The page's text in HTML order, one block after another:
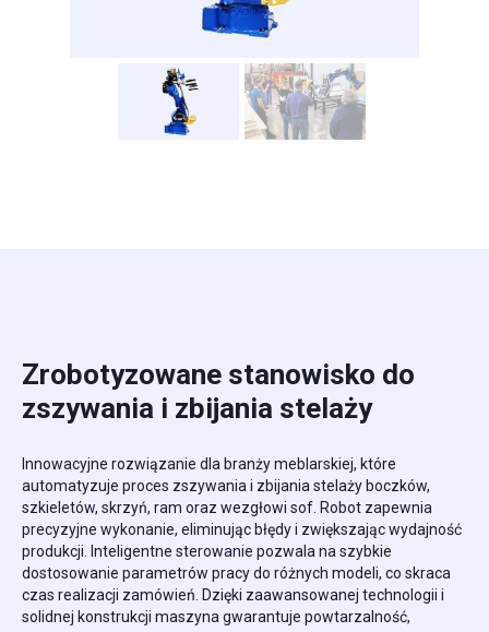
Zrobotyzowane stanowisko do
zszywania i zbijania stelaży
Innowacyjne rozwiązanie dla branży meblarskiej, które
automatyzuje proces zszywania i zbijania stelaży boczków,
szkieletów, skrzyń, ram oraz wezgłowi sof. Robot zapewnia
precyzyjne wykonanie, eliminując błędy i zwiększając wydajność
produkcji. Inteligentne sterowanie pozwala na szybkie
dostosowanie parametrów pracy do różnych modeli, co skraca
czas realizacji zamówień. Dzięki zaawansowanej technologii i
solidnej konstrukcji maszyna gwarantuje powtarzalność,